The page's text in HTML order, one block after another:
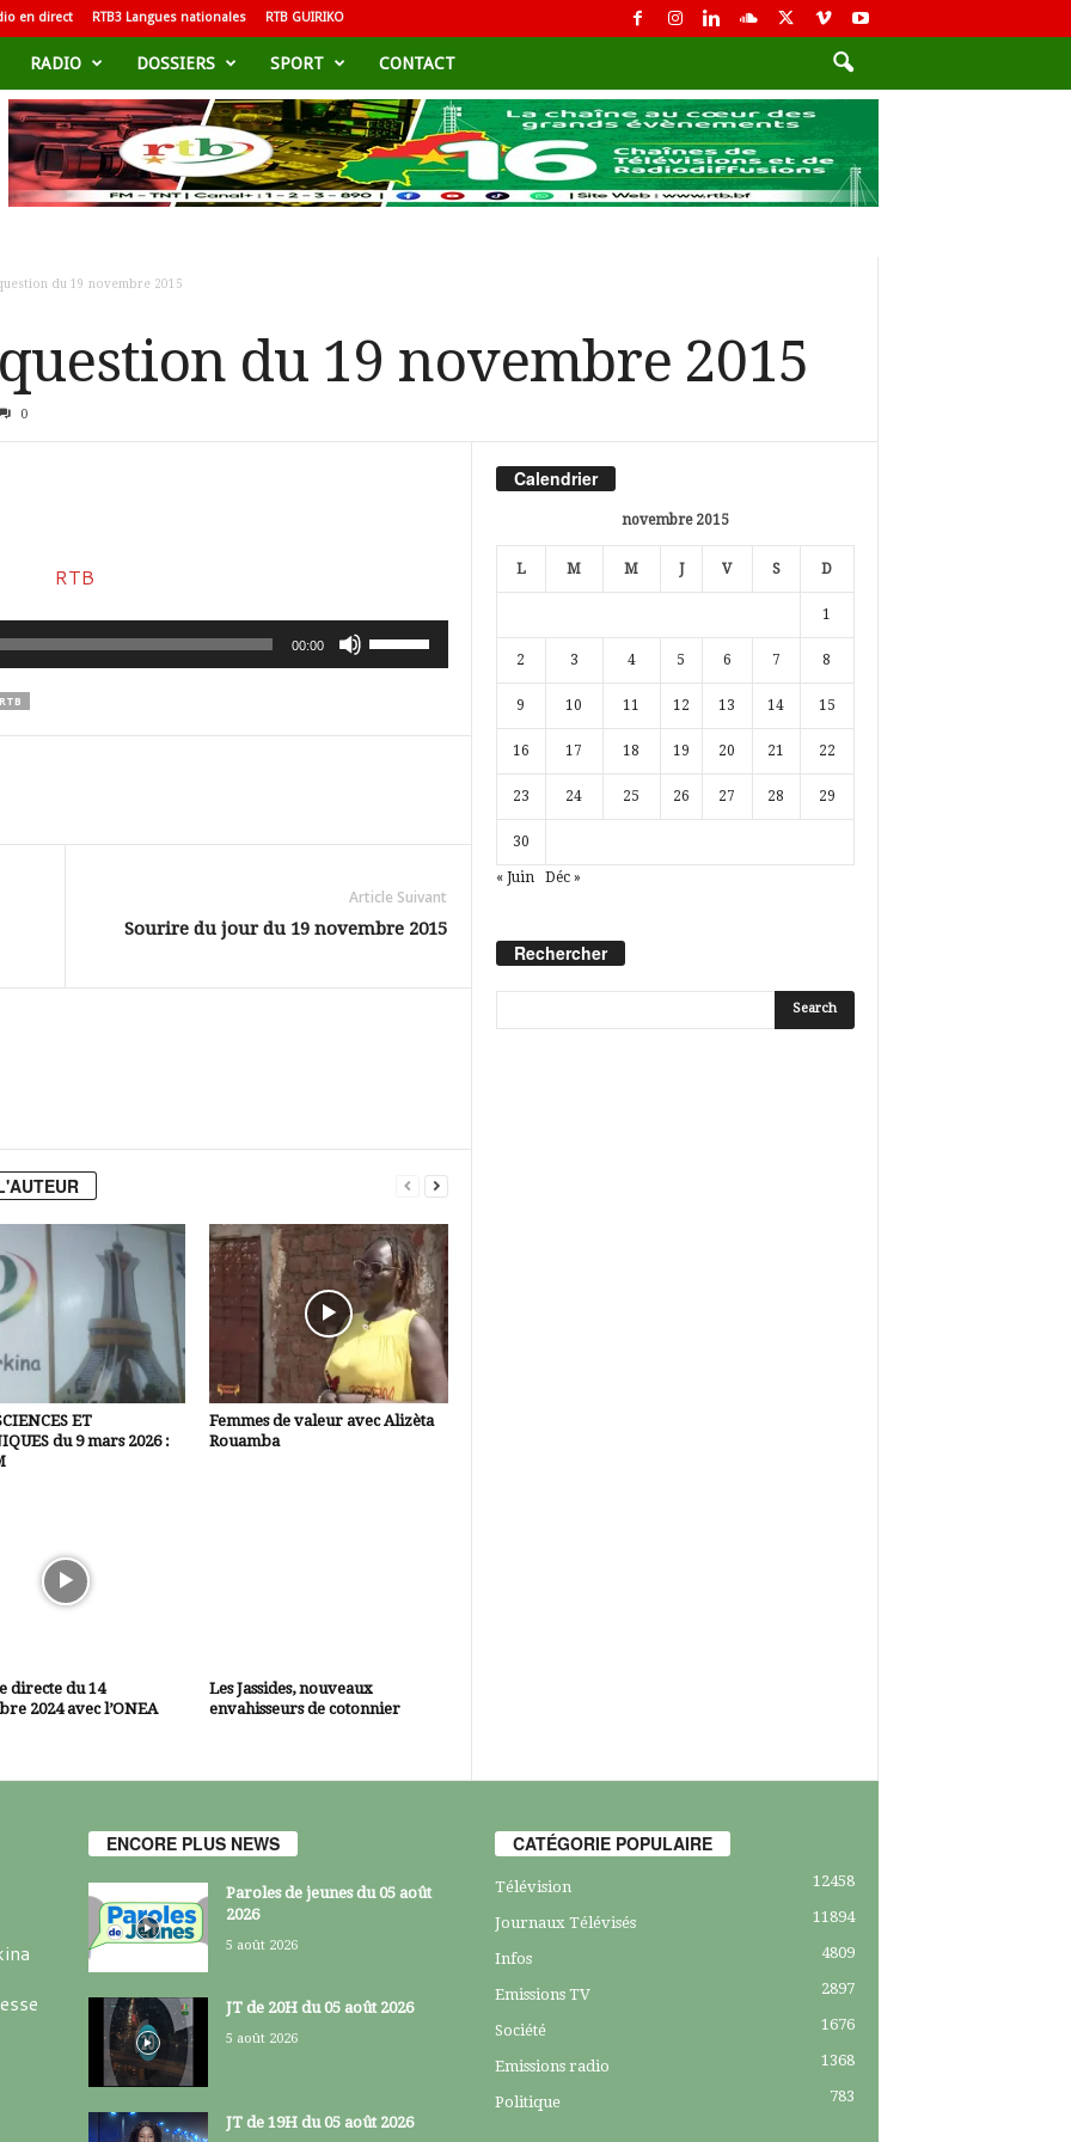
en direct RTB3 Langues nationales RTB GUIRIKO
RADIO DOSSIERS SPORT CONTACT
du 19 novembre 2015
du 19 novembre 2015
0
00:00
Utilisez
les
ou
diminuer
le
RTB
Article Suivant
Sourire du jour du 19 novembre 2015
ET
du 9 mars 2026 :
Femmes de valeur avec Alizèta
Rouamba
directe du 14
2024 avec l’ONEA
Les Jassides, nouveaux
envahisseurs de cotonnier
Calendrier
novembre 2015
L M M J V S D
1
2 3 4 5 6 7 8
9 10 11 12 13 14 15
16 17 18 19 20 21 22
23 24 25 26 27 28 29
30
« Juin Déc »
Rechercher
ENCORE PLUS NEWS
Paroles de jeunes du 05 août
2026
5 août 2026
JT de 20H du 05 août 2026
5 août 2026
JT de 19H du 05 août 2026
CATÉGORIE POPULAIRE
Télévision 12458
Journaux Télévisés 11894
Infos 4809
Emissions TV 2897
Société 1676
Emissions radio 1368
Politique 783